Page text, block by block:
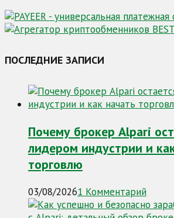
ПОСЛЕДНИЕ ЗАПИСИ
Почему брокер Alpari
лидером индустрии и
торговлю
03/08/20261 Комментарий